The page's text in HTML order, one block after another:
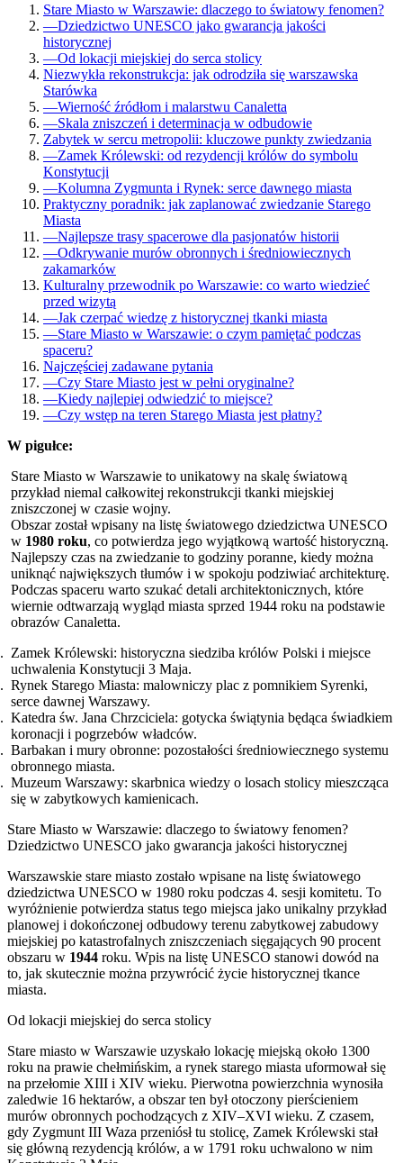
Stare Miasto w Warszawie: dlaczego to światowy fenomen?
—Dziedzictwo UNESCO jako gwarancja jakości
historycznej
—Od lokacji miejskiej do serca stolicy
Niezwykła rekonstrukcja: jak odrodziła się warszawska
Starówka
—Wierność źródłom i malarstwu Canaletta
—Skala zniszczeń i determinacja w odbudowie
Zabytek w sercu metropolii: kluczowe punkty zwiedzania
—Zamek Królewski: od rezydencji królów do symbolu
Konstytucji
—Kolumna Zygmunta i Rynek: serce dawnego miasta
Praktyczny poradnik: jak zaplanować zwiedzanie Starego
Miasta
—Najlepsze trasy spacerowe dla pasjonatów historii
—Odkrywanie murów obronnych i średniowiecznych
zakamarków
Kulturalny przewodnik po Warszawie: co warto wiedzieć
przed wizytą
—Jak czerpać wiedzę z historycznej tkanki miasta
—Stare Miasto w Warszawie: o czym pamiętać podczas
spaceru?
Najczęściej zadawane pytania
—Czy Stare Miasto jest w pełni oryginalne?
—Kiedy najlepiej odwiedzić to miejsce?
—Czy wstęp na teren Starego Miasta jest płatny?
W pigułce:
Stare Miasto w Warszawie to unikatowy na skalę światową
przykład niemal całkowitej rekonstrukcji tkanki miejskiej
zniszczonej w czasie wojny.
Obszar został wpisany na listę światowego dziedzictwa UNESCO
w 1980 roku, co potwierdza jego wyjątkową wartość historyczną.
Najlepszy czas na zwiedzanie to godziny poranne, kiedy można
uniknąć największych tłumów i w spokoju podziwiać architekturę.
Podczas spaceru warto szukać detali architektonicznych, które
wiernie odtwarzają wygląd miasta sprzed 1944 roku na podstawie
obrazów Canaletta.
Zamek Królewski: historyczna siedziba królów Polski i miejsce
uchwalenia Konstytucji 3 Maja.
Rynek Starego Miasta: malowniczy plac z pomnikiem Syrenki,
serce dawnej Warszawy.
Katedra św. Jana Chrzciciela: gotycka świątynia będąca świadkiem
koronacji i pogrzebów władców.
Barbakan i mury obronne: pozostałości średniowiecznego systemu
obronnego miasta.
Muzeum Warszawy: skarbnica wiedzy o losach stolicy mieszcząca
się w zabytkowych kamienicach.
Stare Miasto w Warszawie: dlaczego to światowy fenomen?
Dziedzictwo UNESCO jako gwarancja jakości historycznej
Warszawskie stare miasto zostało wpisane na listę światowego
dziedzictwa UNESCO w 1980 roku podczas 4. sesji komitetu. To
wyróżnienie potwierdza status tego miejsca jako unikalny przykład
planowej i dokończonej odbudowy terenu zabytkowej zabudowy
miejskiej po katastrofalnych zniszczeniach sięgających 90 procent
obszaru w 1944 roku. Wpis na listę UNESCO stanowi dowód na
to, jak skutecznie można przywrócić życie historycznej tkance
miasta.
Od lokacji miejskiej do serca stolicy
Stare miasto w Warszawie uzyskało lokację miejską około 1300
roku na prawie chełmińskim, a rynek starego miasta uformował się
na przełomie XIII i XIV wieku. Pierwotna powierzchnia wynosiła
zaledwie 16 hektarów, a obszar ten był otoczony pierścieniem
murów obronnych pochodzących z XIV–XVI wieku. Z czasem,
gdy Zygmunt III Waza przeniósł tu stolicę, Zamek Królewski stał
się główną rezydencją królów, a w 1791 roku uchwalono w nim